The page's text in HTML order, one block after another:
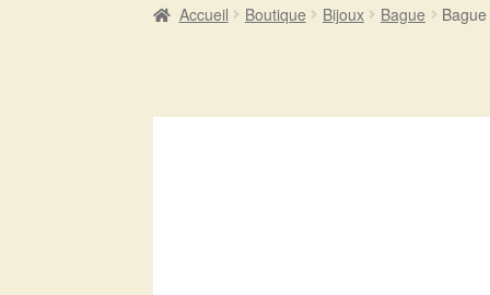
Accueil Boutique Bijoux Bague